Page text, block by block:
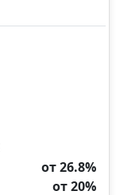
от 26.8%
от 20%